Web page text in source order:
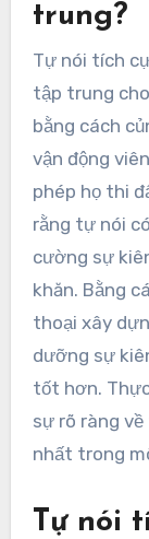
trung?
Tự nói tích
tập trung
bằng cách
vận động
phép họ thi
rằng tự nói
cường sự
khăn. Bằng
thoại xây
dưỡng sự
tốt hơn.
sự rõ ràng
nhất trong
Tự nói